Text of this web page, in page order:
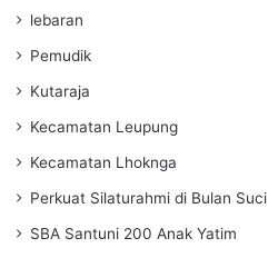
lebaran
Pemudik
Kutaraja
Kecamatan Leupung
Kecamatan Lhoknga
Perkuat Silaturahmi di Bulan Suci
SBA Santuni 200 Anak Yatim